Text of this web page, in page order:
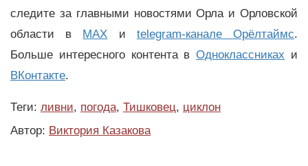
следите за главными новостями Орла и Орловской
области в MAX и telegram-канале Орёлтаймс.
Больше интересного контента вОдноклассниках и
ВКонтакте.
Теги: ливни, погода, Тишковец, циклон
Автор: Виктория Казакова